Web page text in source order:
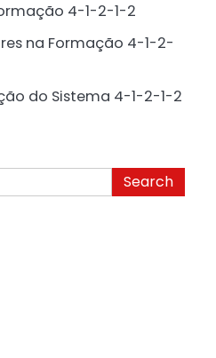
4-1-2-1-2
na Formação 4-1-2-
do Sistema 4-1-2-1-2